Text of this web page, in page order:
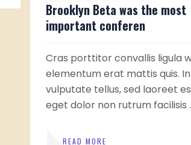
Brooklyn Beta was the most
important conferen
Cras porttitor convallis ligula
elementum erat mattis quis.
vulputate tellus, sed laoreet
eget dolor non rutrum facilisis
READ MORE